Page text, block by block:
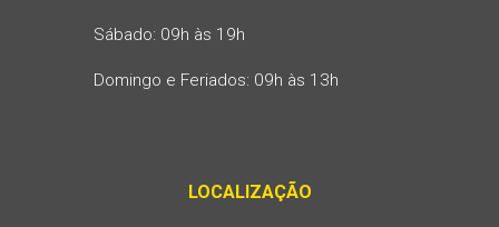
Sábado: 09h às 19h
Domingo e Feriados: 09h às 13h
LOCALIZAÇÃO